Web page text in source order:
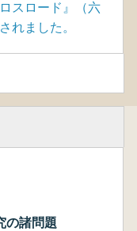
スロード』（六
れました。
の諸問題